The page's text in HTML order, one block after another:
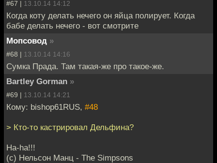
#67 | 13.10.14 14:12
Когда коту делать нечего он яйца полирует. Когда
бабе делать нечего - вот смотрите
Мопсовод »
#68 | 13.10.14 14:16
Сумка Прада. Там такая-же про такое-же.
Bartley Gorman »
#69 | 13.10.14 14:21
Кому: bishop61RUS, #48
> Кто-то кастрировал Дельфина?
Ha-ha!!!
(c) Нельсон Манц - The Simpsons